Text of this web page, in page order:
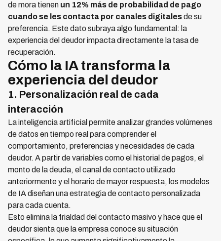
de mora tienen un 12% más de probabilidad de pago
cuando se les contacta por canales digitalesde su
preferencia. Este dato subraya algo fundamental: la
experiencia del deudor impacta directamente la tasa de
recuperación.
Cómo la IA transforma la
experiencia del deudor
1. Personalización real de cada
interacción
La inteligencia artificial permite analizar grandes volúmenes
de datos en tiempo real para comprender el
comportamiento, preferencias y necesidades de cada
deudor. A partir de variables como el historial de pagos, el
monto de la deuda, el canal de contacto utilizado
anteriormente y el horario de mayor respuesta, los modelos
de IA diseñan una estrategia de contacto personalizada
para cada cuenta.
Esto elimina la frialdad del contacto masivo y hace que el
deudor sienta que la empresa conoce su situación